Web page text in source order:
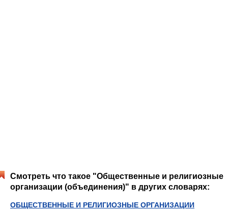
Смотреть что такое "Общественные и религиозные
организации (объединения)" в других словарях:
ОБЩЕСТВЕННЫЕ И РЕЛИГИОЗНЫЕ ОРГАНИЗАЦИИ